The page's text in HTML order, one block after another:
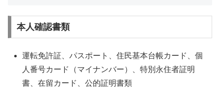
本人確認書類
運転免許証、パスポート、住民基本台帳カード、個
人番号カード（マイナンバー）、特別永住者証明
書、在留カード、公的証明書類